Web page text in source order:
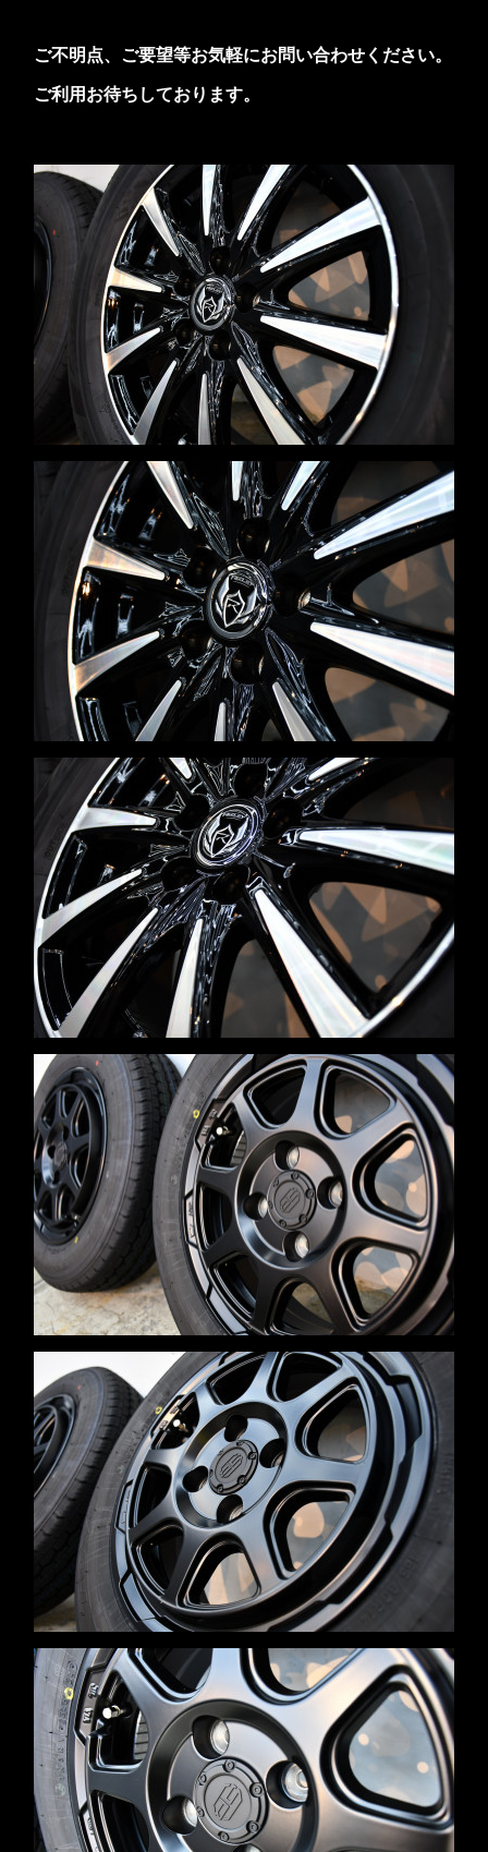
ご不明点、ご要望等お気軽にお問い合わせください。
ご利用お待ちしております。